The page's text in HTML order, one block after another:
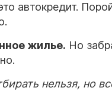
автокредит.
жилье. Но
нельзя, но